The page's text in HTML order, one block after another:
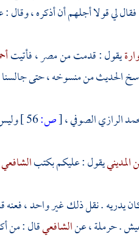
لي قولا أجلهم أن أذكره ، وقال
يقول : قدمت منمصر، فأتيت
الحديث من منسوخه ، حتى جالسنا
الرازي الصوفي،[ص:
المدينييقول : عليكم بكتبالشافعي
. نقل ذلك غير واحد ، فعنه
.حرملة، عنالشافعيقال : من